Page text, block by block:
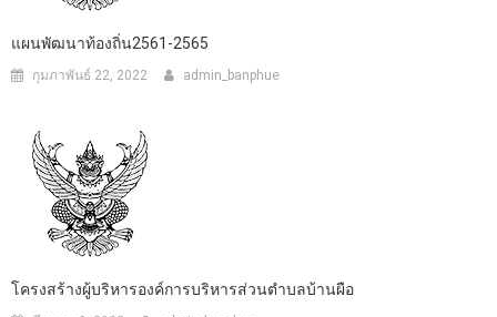
แผนพัฒนาท้องถิ่น2561-2565
กุมภาพันธ์ 22, 2022 admin_banphue
โครงสร้างผู้บริหารองค์การบริหารส่วนตําบลบ้านผือ